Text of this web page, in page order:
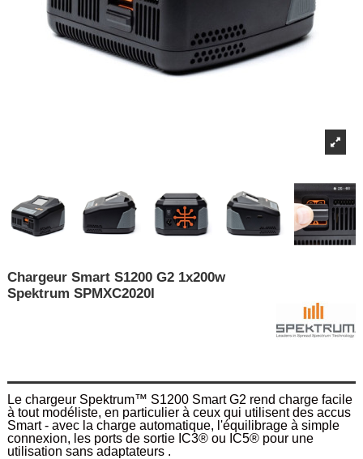
Chargeur Smart S1200 G2 1x200w
Spektrum SPMXC2020I
Le chargeur Spektrum™ S1200 Smart G2 rend charge facile
à tout modéliste, en particulier à ceux qui utilisent des accus
Smart - avec la charge automatique, l'équilibrage à simple
connexion, les ports de sortie IC3® ou IC5® pour une
utilisation sans adaptateurs .